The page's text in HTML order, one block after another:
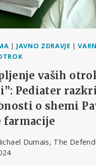
| JAVNO ZDRAVJE |
vaših
Pediater
o shemi
farmacije
Dumais, The